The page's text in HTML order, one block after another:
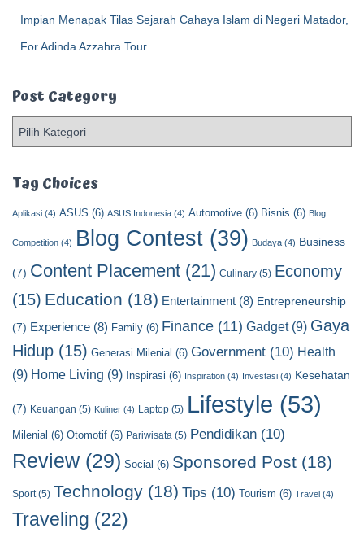
Impian Menapak Tilas Sejarah Cahaya Islam di Negeri Matador,
For Adinda Azzahra Tour
Post Category
t
a
e
g
r
y
Tag Choices
Aplikasi (4) ASUS (6) ASUS Indonesia (4) Automotive (6) Bisnis (6) Blog
Competition (4) Blog Contest (39) Budaya (4) Business
(7) Content Placement (21) Culinary (5) Economy
(15) Education (18) Entertainment (8) Entrepreneurship
(7) Experience (8) Family (6) Finance (11) Gadget(9) Gaya
Hidup (15) Generasi Milenial (6) Government (10) Health
(9) Home Living (9) Inspirasi (6) Inspiration (4) Investasi (4) Kesehatan
(7) Keuangan (5) Kuliner (4) Laptop (5) Lifestyle (53)
Milenial (6) Otomotif (6) Pariwisata (5) Pendidikan (10)
Review (29) Social (6) Sponsored Post (18)
Sport(5) Technology (18) Tips (10) Tourism (6) Travel (4)
Traveling (22)